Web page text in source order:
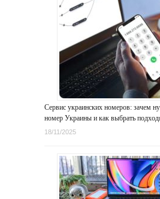
Сервис украинских номеров: зачем
номер Украины и как выбрать
18/11/2025